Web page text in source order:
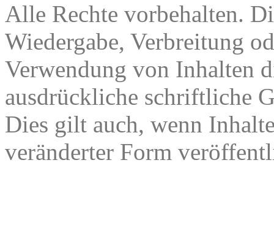
Alle Rechte vorbehalten.
Wiedergabe, Verbreitung
Verwendung von Inhalten
ausdrückliche schriftliche
Dies gilt auch, wenn
veränderter Form